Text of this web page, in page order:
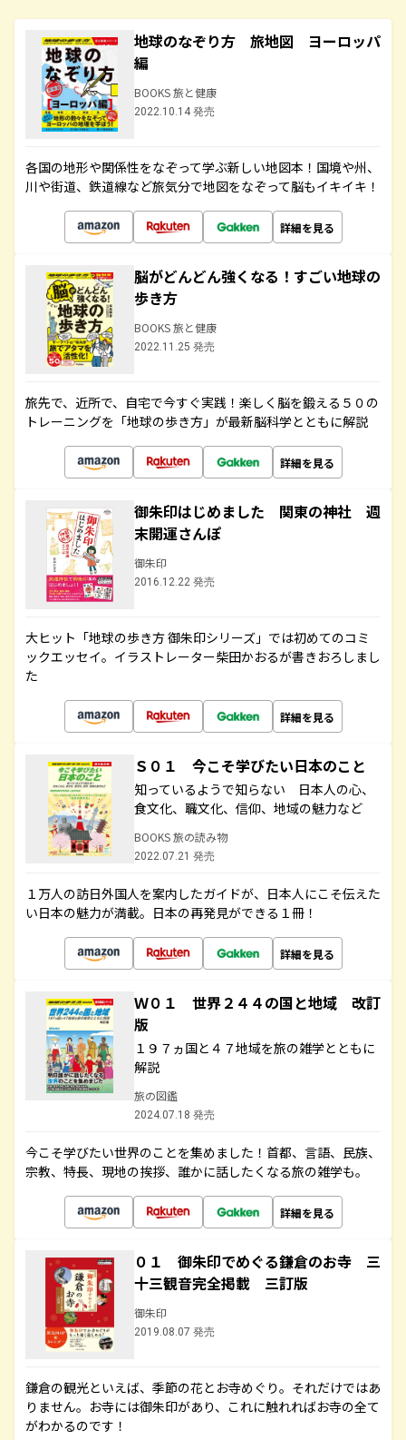
地球のなぞり方 旅地図 ヨーロッパ
編
BOOKS 旅と健康
2022.10.14 発売
各国の地形や関係性をなぞって学ぶ新しい地図本！国境や州、
川や街道、鉄道線など旅気分で地図をなぞって脳もイキイキ！
詳細を見る
脳がどんどん強くなる！すごい地球の
歩き方
BOOKS 旅と健康
2022.11.25 発売
旅先で、近所で、自宅で今すぐ実践！楽しく脳を鍛える５０の
トレーニングを「地球の歩き方」が最新脳科学とともに解説
詳細を見る
御朱印はじめました 関東の神社 週
末開運さんぽ
御朱印
2016.12.22 発売
大ヒット「地球の歩き方 御朱印シリーズ」では初めてのコミ
ックエッセイ。イラストレーター柴田かおるが書きおろしまし
た
詳細を見る
Ｓ０１ 今こそ学びたい日本のこと
知っているようで知らない 日本人の心、
食文化、職文化、信仰、地域の魅力など
BOOKS 旅の読み物
2022.07.21 発売
１万人の訪日外国人を案内したガイドが、日本人にこそ伝えた
い日本の魅力が満載。日本の再発見ができる１冊！
詳細を見る
Ｗ０１ 世界２４４の国と地域 改訂
版
１９７ヵ国と４７地域を旅の雑学とともに
解説
旅の図鑑
2024.07.18 発売
今こそ学びたい世界のことを集めました！首都、言語、民族、
宗教、特長、現地の挨拶、誰かに話したくなる旅の雑学も。
詳細を見る
０１ 御朱印でめぐる鎌倉のお寺 三
十三観音完全掲載 三訂版
御朱印
2019.08.07 発売
鎌倉の観光といえば、季節の花とお寺めぐり。それだけではあ
りません。お寺には御朱印があり、これに触れればお寺の全て
がわかるのです！